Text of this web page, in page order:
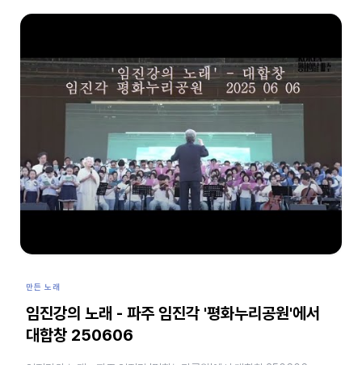
만든 노래
임진강의 노래 - 파주 임진각 '평화누리공원'에서
대합창 250606